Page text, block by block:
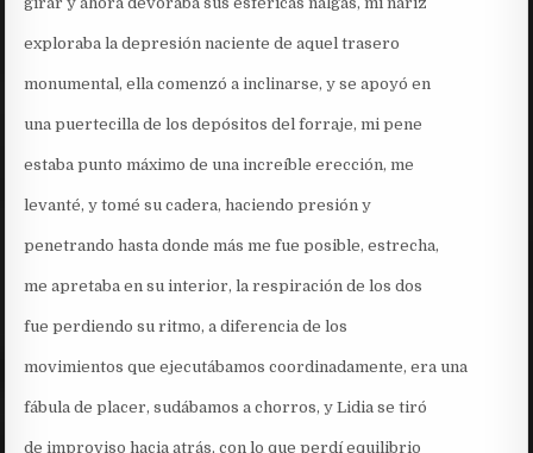
exploraba la depresión naciente de aquel trasero
monumental, ella comenzó a inclinarse, y se apoyó en
una puertecilla de los depósitos del forraje, mi pene
estaba punto máximo de una increíble erección, me
levanté, y tomé su cadera, haciendo presión y
penetrando hasta donde más me fue posible, estrecha,
me apretaba en su interior, la respiración de los dos
fue perdiendo su ritmo, a diferencia de los
movimientos que ejecutábamos coordinadamente, era una
fábula de placer, sudábamos a chorros, y Lidia se tiró
de improviso hacia atrás, con lo que perdí equilibrio